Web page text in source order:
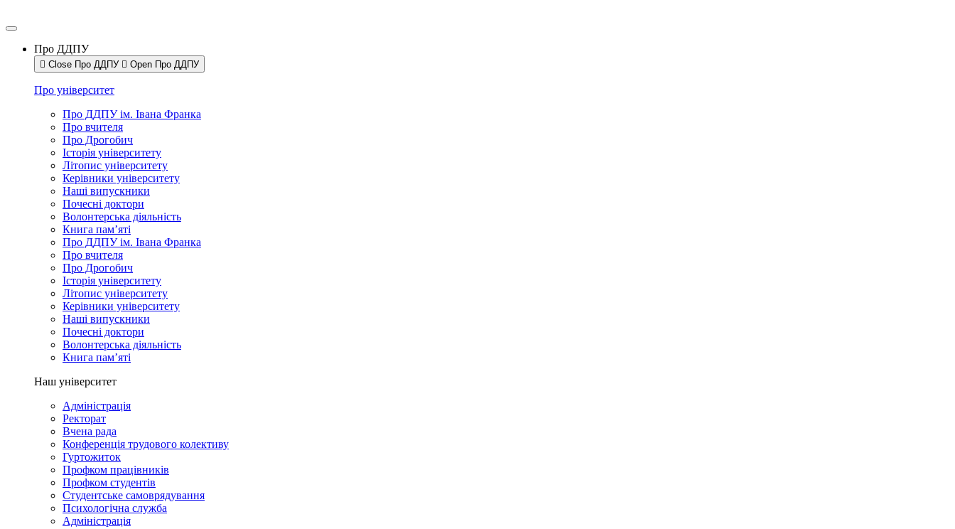
Про ДДПУ
Close Про ДДПУ Open Про ДДПУ
Про університет
Про ДДПУ ім. Івана Франка
Про вчителя
Про Дрогобич
Історія університету
Літопис університету
Керівники університету
Наші випускники
Почесні доктори
Волонтерська діяльність
Книга пам’яті
Про ДДПУ ім. Івана Франка
Про вчителя
Про Дрогобич
Історія університету
Літопис університету
Керівники університету
Наші випускники
Почесні доктори
Волонтерська діяльність
Книга пам’яті
Наш університет
Адміністрація
Ректорат
Вчена рада
Конференція трудового колективу
Гуртожиток
Профком працівників
Профком студентів
Студентське самоврядування
Психологічна служба
Адміністрація